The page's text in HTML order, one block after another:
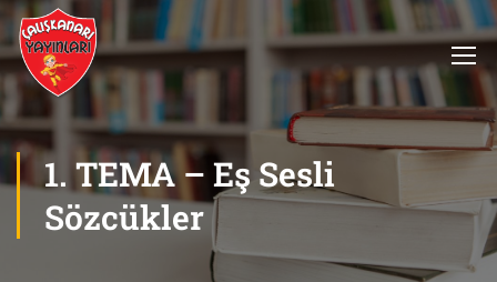
1. TEMA – Eş Sesli
Sözcükler